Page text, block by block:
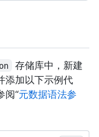
存储库中，新建
添加以下示例代
阅“元数据语法参